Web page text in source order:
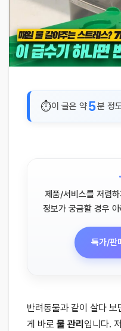
이 글은 약5분 정
제품/서비스를 저렴
정보가 궁금할 경우
특가/판
반려동물과 같이 살다
게 바로 물 관리 입니다.